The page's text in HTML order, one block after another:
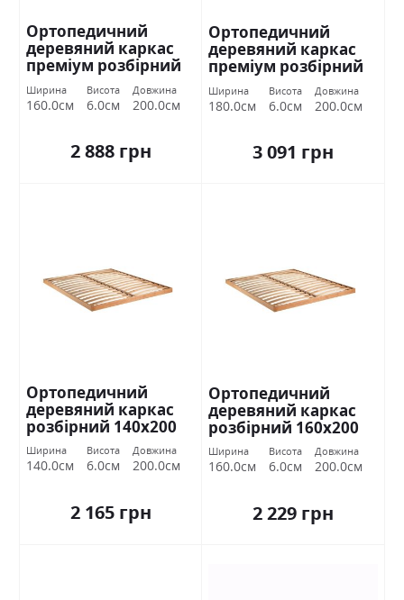
Ортопедичний
деревяний каркас
преміум розбірний
160х200 Міромарк
Ширина
160.0см
Висота
6.0см
Довжина
200.0см
2 888 грн
Ортопедичний
деревяний каркас
преміум розбірний
180х200 Міромарк
Ширина
180.0см
Висота
6.0см
Довжина
200.0см
3 091 грн
Ортопедичний
деревяний каркас
розбірний 140х200
Міромарк
Ширина
140.0см
Висота
6.0см
Довжина
200.0см
2 165 грн
Ортопедичний
деревяний каркас
розбірний 160х200
Міромарк
Ширина
160.0см
Висота
6.0см
Довжина
200.0см
2 229 грн